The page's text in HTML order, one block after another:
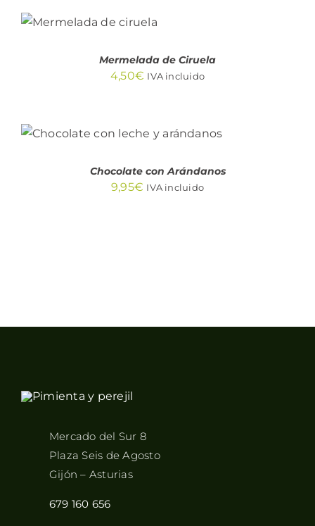
CARRITO
/
Mermelada de Ciruela
4,50€ IVA incluido
AÑADIR AL CARRITO
/
Chocolate con Arándanos
9,95€ IVA incluido
Mercado del Sur 8
Plaza Seis de Agosto
Gijón – Asturias
679 160 656